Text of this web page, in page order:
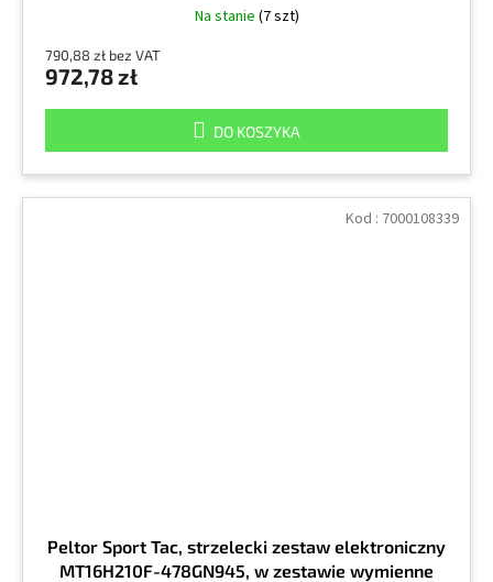
Na stanie (7 szt)
790,88 zł bez VAT
972,78 zł
DO KOSZYKA
Peltor Sport Tac, strzelecki zestaw elektroniczny
MT16H210F-478GN945, w zestawie wymienne
Kod : 7000108339